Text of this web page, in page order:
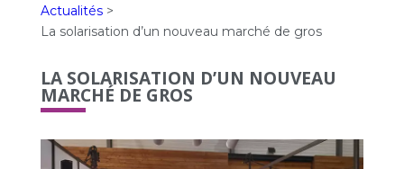
Actualités >
La solarisation d’un nouveau marché de gros
LA SOLARISATION D’UN NOUVEAU
MARCHÉ DE GROS